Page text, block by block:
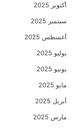
أكتوبر 2025
سبتمبر 2025
أغسطس 2025
يوليو 2025
يونيو 2025
مايو 2025
أبريل 2025
مارس 2025